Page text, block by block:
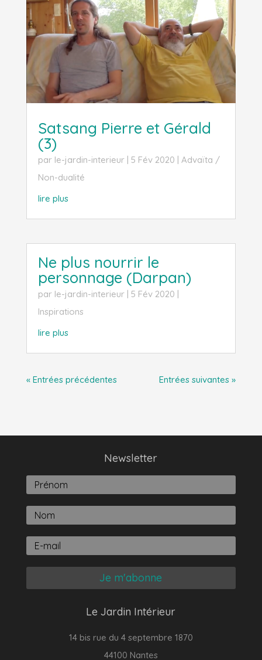
Satsang Pierre et Gérald
(3)
par le-jardin-interieur| 5 Fév 2020 | Advaïta /
Non-dualité
lire plus
Ne plus nourrir le
personnage (Darpan)
par le-jardin-interieur| 5 Fév 2020
Inspirations
lire plus
« Entrées précédentes Entrées suivantes »
Newsletter
Je m'abonne
Le Jardin Intérieur
14 bis rue du 4 septembre 1870
44100 Nantes